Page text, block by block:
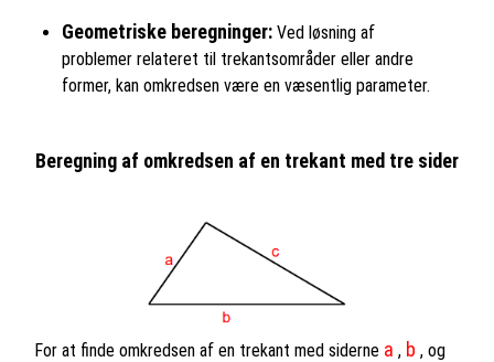
Geometriske beregninger: Ved løsning af
problemer relateret til trekantsområder eller andre
former, kan omkredsen være en væsentlig parameter.
Beregning af omkredsen af en trekant med tre sider
For at finde omkredsen af en trekant med siderne a , b , og